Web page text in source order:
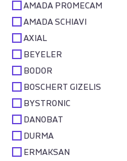
AMADA PROMECAM
AMADA SCHIAVI
AXIAL
BEYELER
BODOR
BOSCHERT GIZELIS
BYSTRONIC
DANOBAT
DURMA
ERMAKSAN